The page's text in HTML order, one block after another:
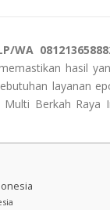
hasil
layanan
Berkah